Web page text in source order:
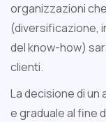
organizzazioni
(diversificazione,
del know-how)
clienti.
La decisione di
e graduale al fine